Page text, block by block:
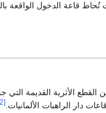
تُحاط قاعة الدخول الواقعة
الأثرية القديمة التي
دار الراهبات الألمانيات.[12]